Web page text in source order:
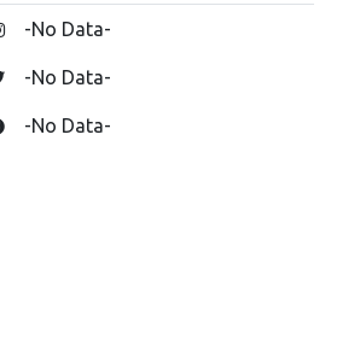
-No Data-
-No Data-
-No Data-